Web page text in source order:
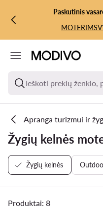
PEREITI PRIE
PEREITI Į PAIEŠKĄ
Paskutinis
MOTERIMS
Ieškoti prekių ženklo,
Apranga turizmui ir
Žygių kelnės
Žygių kelnės
Produktai: 8